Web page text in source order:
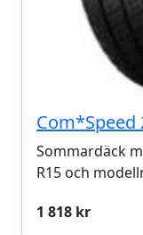
Com*Speed
Sommardäck
R15 och
1 818 kr